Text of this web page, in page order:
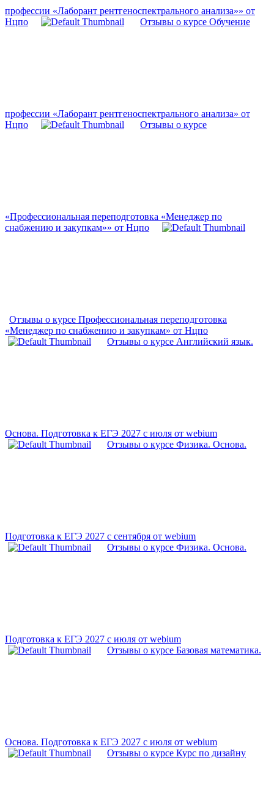
профессии «Лаборант рентгеноспектрального анализа»» от
Нцпо
Отзывы о курсе Обучение
профессии «Лаборант рентгеноспектрального анализа» от
Нцпо
Отзывы о курсе
«Профессиональная переподготовка «Менеджер по
снабжению и закупкам»» от Нцпо
Отзывы о курсе Профессиональная переподготовка
«Менеджер по снабжению и закупкам» от Нцпо
Отзывы о курсе Английский язык.
Основа. Подготовка к ЕГЭ 2027 с июля от webium
Отзывы о курсе Физика. Основа.
Подготовка к ЕГЭ 2027 с сентября от webium
Отзывы о курсе Физика. Основа.
Подготовка к ЕГЭ 2027 с июля от webium
Отзывы о курсе Базовая математика.
Основа. Подготовка к ЕГЭ 2027 с июля от webium
Отзывы о курсе Курс по дизайну